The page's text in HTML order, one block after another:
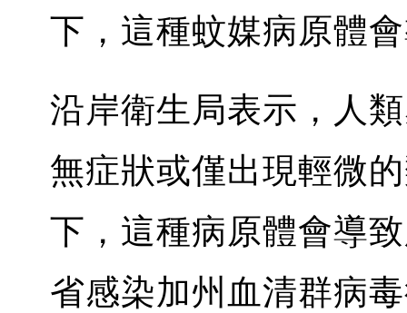
下，這種蚊媒病原體
沿岸衛生局表示，人
無症狀或僅出現輕微
下，這種病原體會導
省感染加州血清群病